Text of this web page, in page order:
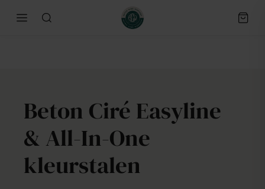
Beton Ciré Easyline
& All-In-One
kleurstalen